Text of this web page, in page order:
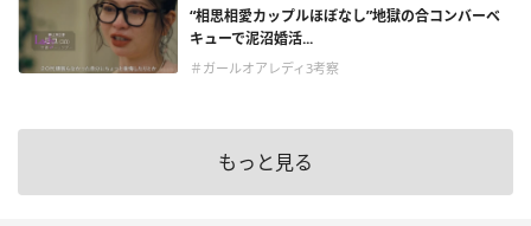
“相思相愛カップルほぼなし”地獄の合コンバーベ
キューで泥沼婚活...
＃ガールオアレディ3考察
もっと見る